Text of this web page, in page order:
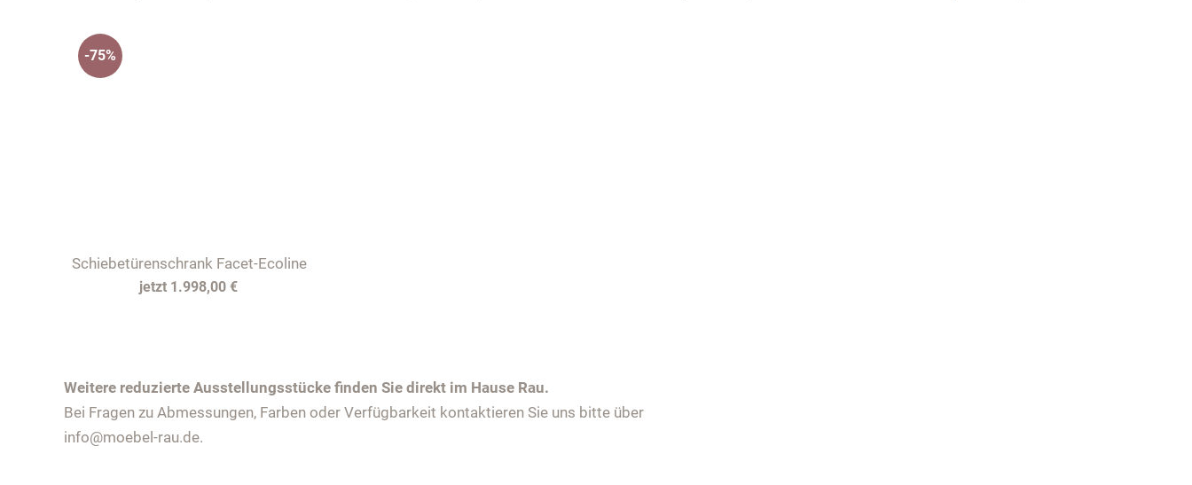
Schiebetürenschrank Facet-Ecoline
1.998,00 €
-75%
Weitere reduzierte Ausstellungsstücke finden Sie direkt im Hause Rau.
Bei Fragen zu Abmessungen, Farben oder Verfügbarkeit kontaktieren Sie uns bitte über
info@moebel-rau.de.